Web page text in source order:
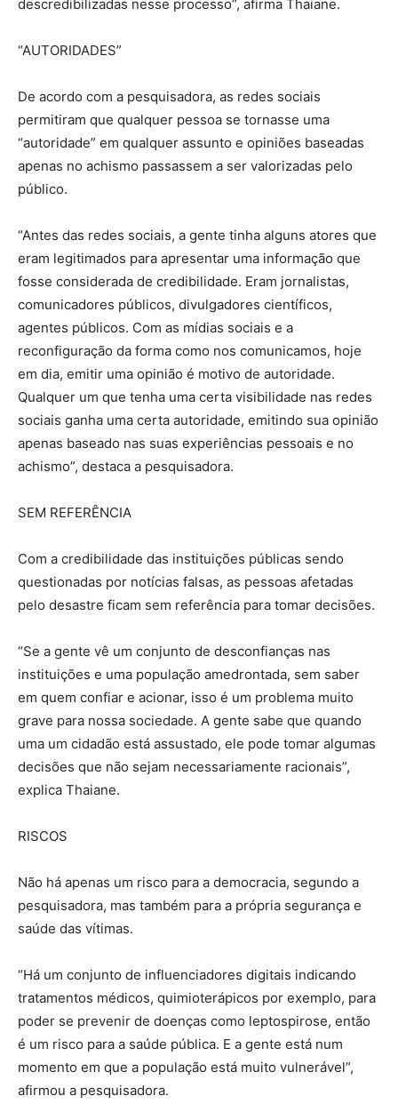
descredibilizadas nesse processo”, afirma Thaiane.
“AUTORIDADES”
De acordo com a pesquisadora, as redes sociais
permitiram que qualquer pessoa se tornasse uma
“autoridade” em qualquer assunto e opiniões baseadas
apenas no achismo passassem a ser valorizadas pelo
público.
“Antes das redes sociais, a gente tinha alguns atores que
eram legitimados para apresentar uma informação que
fosse considerada de credibilidade. Eram jornalistas,
comunicadores públicos, divulgadores científicos,
agentes públicos. Com as mídias sociais e a
reconfiguração da forma como nos comunicamos, hoje
em dia, emitir uma opinião é motivo de autoridade.
Qualquer um que tenha uma certa visibilidade nas redes
sociais ganha uma certa autoridade, emitindo sua opinião
apenas baseado nas suas experiências pessoais e no
achismo”, destaca a pesquisadora.
SEM REFERÊNCIA
Com a credibilidade das instituições públicas sendo
questionadas por notícias falsas, as pessoas afetadas
pelo desastre ficam sem referência para tomar decisões.
“Se a gente vê um conjunto de desconfianças nas
instituições e uma população amedrontada, sem saber
em quem confiar e acionar, isso é um problema muito
grave para nossa sociedade. A gente sabe que quando
uma um cidadão está assustado, ele pode tomar algumas
decisões que não sejam necessariamente racionais”,
explica Thaiane.
RISCOS
Não há apenas um risco para a democracia, segundo a
pesquisadora, mas também para a própria segurança e
saúde das vítimas.
“Há um conjunto de influenciadores digitais indicando
tratamentos médicos, quimioterápicos por exemplo, para
poder se prevenir de doenças como leptospirose, então
é um risco para a saúde pública. E a gente está num
momento em que a população está muito vulnerável”,
afirmou a pesquisadora.